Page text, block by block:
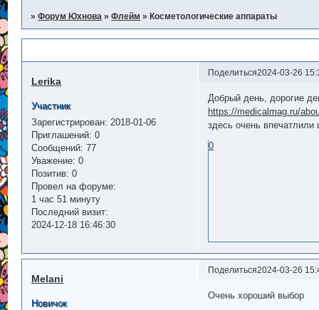
»Форум Юхнова »Флейм » Косметологические аппараты
Поделиться2024-03-26
Lerika
Участник
Зарегистрирован: 2018-01-06
Приглашений: 0
Сообщений: 77
Уважение: 0
Позитив: 0
Провел на форуме:
1 час 51 минуту
Последний визит:
2024-12-18 16:46:30
Добрый день, дорогие
https://medicalmag.ru/
здесь очень
0
Поделиться2024-03-26
Melani
Новичок
Очень хороший выбор